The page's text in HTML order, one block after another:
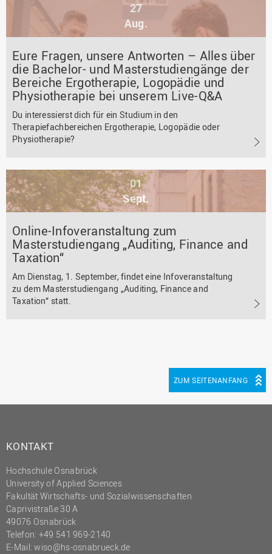
27
Aug.
Eure Fragen, unsere Antworten – Alles über
die Bachelor- und Masterstudiengänge der
Bereiche Ergotherapie, Logopädie und
Physiotherapie bei unserem Live-Q&A
Du interessierst dich für ein Studium in den
Therapiefachbereichen Ergotherapie, Logopädie oder
Physiotherapie?
01
Sept.
Online-Infoveranstaltung zum
Masterstudiengang „Auditing, Finance and
Taxation“
Am Dienstag, 1. September, findet eine Infoveranstaltung
zu dem Masterstudiengang „Auditing, Finance and
Taxation“ statt.
ZUM SEITENANFANG
KONTAKT
Hochschule Osnabrück
University of Applied Sciences
Fakultät Wirtschafts- und Sozialwissenschaften
Caprivistraße 30 A
49076 Osnabrück
Telefon: +49 541 969-2140
E-Mail:wiso@hs-osnabrueck.de